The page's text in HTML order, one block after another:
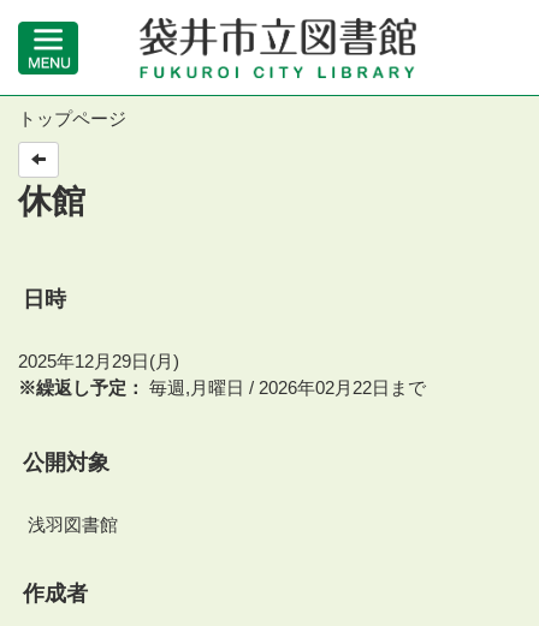
トップページ
休館
日時
2025年12月29日(月)
※繰返し予定： 毎週,月曜日 / 2026年02月22日まで
公開対象
浅羽図書館
作成者